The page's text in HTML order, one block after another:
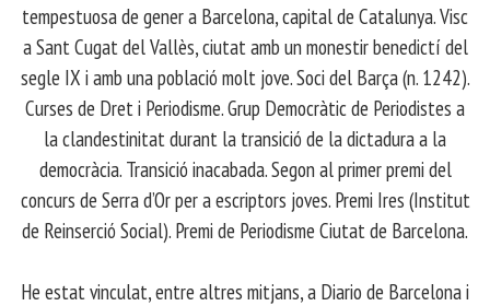
tempestuosa de gener a Barcelona, capital de Catalunya. Visc
a Sant Cugat del Vallès, ciutat amb un monestir benedictí del
segle IX i amb una població molt jove. Soci del Barça (n. 1242).
Curses de Dret i Periodisme. Grup Democràtic de Periodistes a
la clandestinitat durant la transició de la dictadura a la
democràcia. Transició inacabada. Segon al primer premi del
concurs de Serra d’Or per a escriptors joves. Premi Ires (Institut
de Reinserció Social). Premi de Periodisme Ciutat de Barcelona.
​ He estat vinculat, entre altres mitjans, a Diario de Barcelona i